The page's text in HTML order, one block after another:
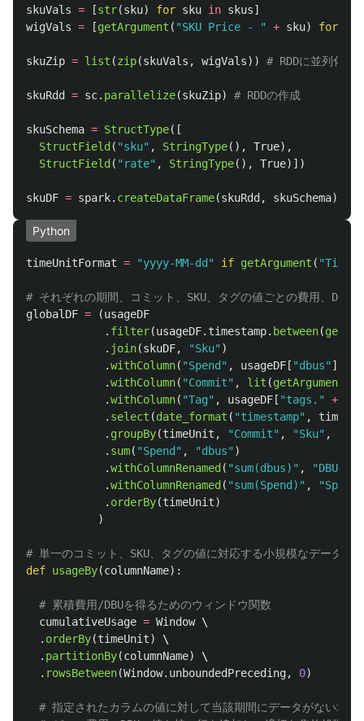
skuVals = [str(sku) for sku in skus]
wigVals = [getArgument ( "SKU Price - " + sku) for
skuZip = list (zip(skuVals , wigVals))
skuRdd = sc. parallelize(skuZip)
skuSchema = StructType([
StructField ( "sku" , StringType(), True),
StructField ( " rate" , StringType(), True)])
skuDF = spark. createDataFrame(skuRdd , skuSchema)
Python
timeUnitFormat = "yyyy-MM-dd " if getArgument ( "Time
globalDF = (usageDF
. filter(usageDF. timestamp. between(
. join(skuDF, "Sku" )
.withColumn( "Spend " , usageDF [ "dbus" ]
.withColumn( "Commit" , lit (getArgument
.withColumn( "Tag" , usageDF [ "tags. " +
. select (date_format ( "timestamp" ,
. groupBy(timeUnit , "Commit" , "Sku" ,
. sum( "Spend " , "dbus" )
.withColumnRenamed ( "sum(dbus) " , "DBUs
.withColumnRenamed ( "sum(Spend) " , "Spend
. orderBy(timeUnit)
)
def usageBy(columnName):
cumulativeUsage = Window \
. orderBy(timeUnit)
\
. partitionBy(columnName)
\
. rowsBetween(Window. unboundedPreceding, 0)